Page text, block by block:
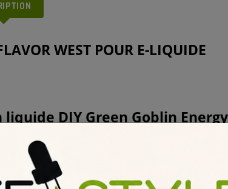
WEST POUR E-LIQUIDE
DIY Green Goblin Energy
le
maturation ainsi que
7 jours